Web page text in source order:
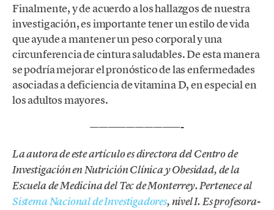
Finalmente, y de acuerdo a los hallazgos de nuestra
investigación, es importante tener un estilo de vida
que ayude a mantener un peso corporal y una
circunferencia de cintura saludables. De esta manera
se podría mejorar el pronóstico de las enfermedades
asociadas a deficiencia de vitamina D, en especial en
los adultos mayores.
——————————-
La autora de este artículo es directora del Centro de
Investigación en Nutrición Clínica y Obesidad, de la
Escuela de Medicina del Tec de Monterrey. Pertenece al
Sistema Nacional de Investigadores, nivel I. Es profesora-